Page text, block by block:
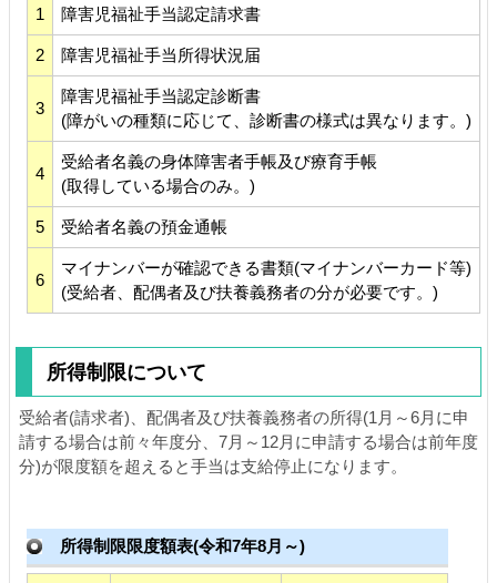
1 障害児福祉手当認定請求書
2 障害児福祉手当所得状況届
3
障害児福祉手当認定診断書
(障がいの種類に応じて、診断書の様式は異なります。)
4
受給者名義の身体障害者手帳及び療育手帳
(取得している場合のみ。)
5 受給者名義の預金通帳
6
マイナンバーが確認できる書類(マイナンバーカード等)
(受給者、配偶者及び扶養義務者の分が必要です。)
所得制限について
受給者(請求者)、配偶者及び扶養義務者の所得(1月～6月に申
請する場合は前々年度分、7月～12月に申請する場合は前年度
分)が限度額を超えると手当は支給停止になります。
所得制限限度額表(令和7年8月～)